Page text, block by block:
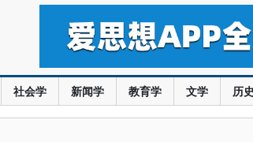
社会学 新闻学 教育学 文学 历